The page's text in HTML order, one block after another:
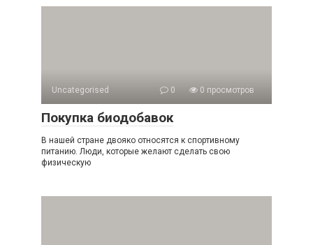
Uncategorised 0 0 просмотров
Покупка биодобавок
В нашей стране двояко относятся к спортивному
питанию. Люди, которые желают сделать свою
физическую